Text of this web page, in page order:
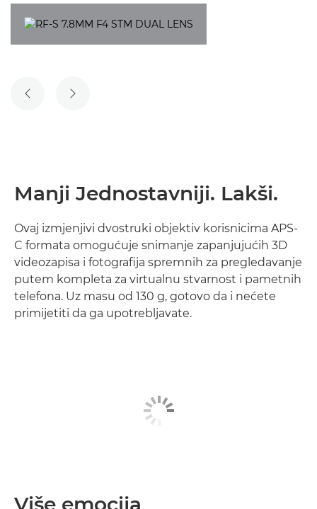
PRETHODNI SLAJD
SLJEDEĆI SLAJD
Manji Jednostavniji. Lakši.
Ovaj izmjenjivi dvostruki objektiv korisnicima APS-
C formata omogućuje snimanje zapanjujućih 3D
videozapisa i fotografija spremnih za pregledavanje
putem kompleta za virtualnu stvarnost i pametnih
telefona. Uz masu od 130 g, gotovo da i nećete
primijetiti da ga upotrebljavate.
Više emocija